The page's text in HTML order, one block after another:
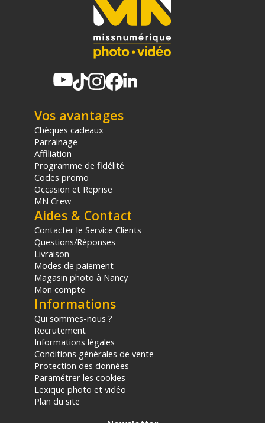
CONTENU DU CARTON
1x Filtre Urth 37mm Magnetic UV (Plus+)
Offre valable jusqu'au 06-08-2026 inclus.
Code EAN Urth filtre Magnetic UV Plus+ 37mm - Filtre photo uv -
9354842011078
(1) Nombre de points Fidélité estimés, hors remises au panier, basé
sur le prix TTC en €, les points seront effectivement calculés dans le
panier.
Vos avantages
Chèques cadeaux
Parrainage
Affiliation
Programme de fidélité
Codes promo
Occasion et Reprise
MN Crew
Aides & Contact
Contacter le Service Clients
Questions/Réponses
Livraison
Modes de paiement
Magasin photo à Nancy
Mon compte
Informations
Qui sommes-nous ?
Recrutement
Informations légales
Conditions générales de vente
Protection des données
Paramétrer les cookies
Lexique photo et vidéo
Plan du site